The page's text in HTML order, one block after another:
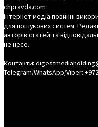
chpravda.com
Інтернет-медіа повинні
для пошукових систем.
авторів статей та
не несе.
Контакти:
Telegram/WhatsApp/Viber: